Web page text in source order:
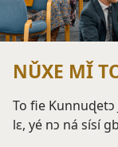
NǓXE MǏ
To fie Kunnuɖetɔ
lɛ, yé nɔ ná sísí